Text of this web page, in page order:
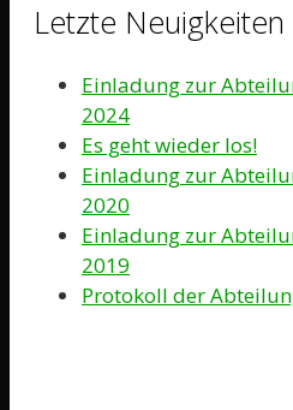
Letzte Neuigkeiten
Einladung zur
2024
Es geht wieder los!
Einladung zur
2020
Einladung zur
2019
Protokoll der